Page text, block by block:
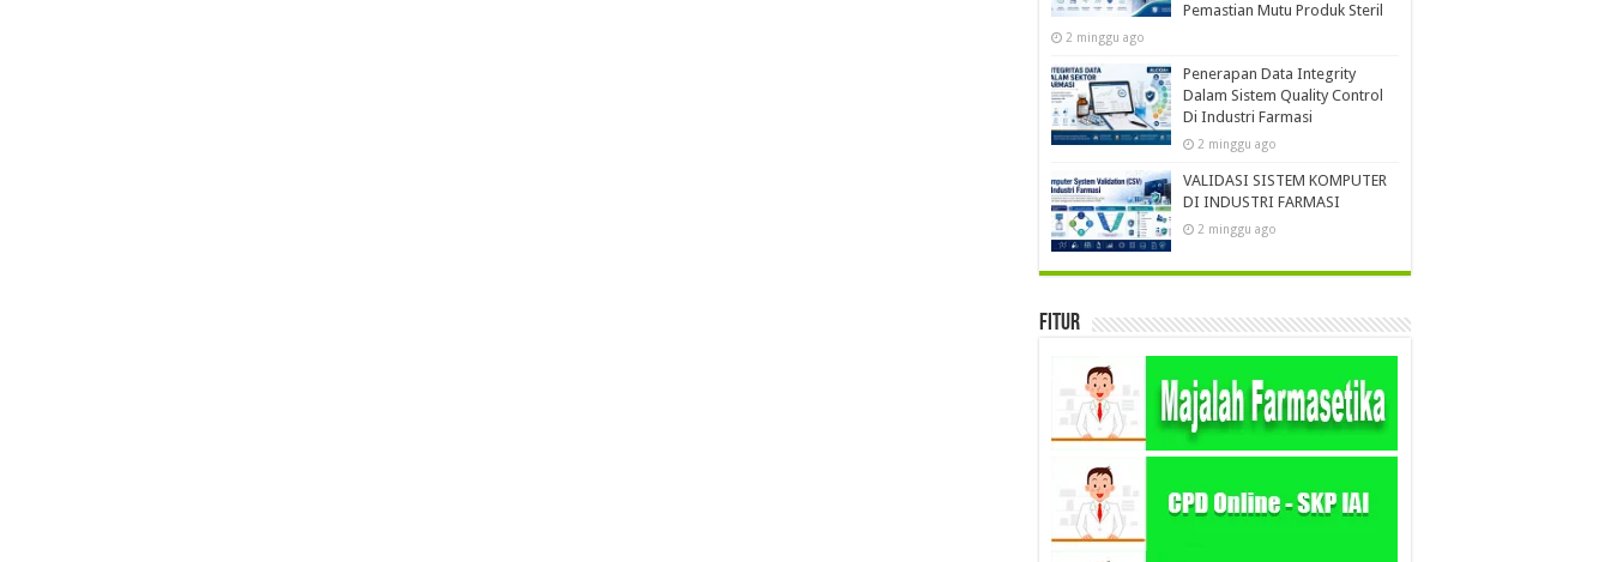
Pemastian Mutu Produk Steril
2 minggu ago
Penerapan Data Integrity
Dalam Sistem Quality Control
Di Industri Farmasi
2 minggu ago
VALIDASI SISTEM KOMPUTER
DI INDUSTRI FARMASI
2 minggu ago
Fitur